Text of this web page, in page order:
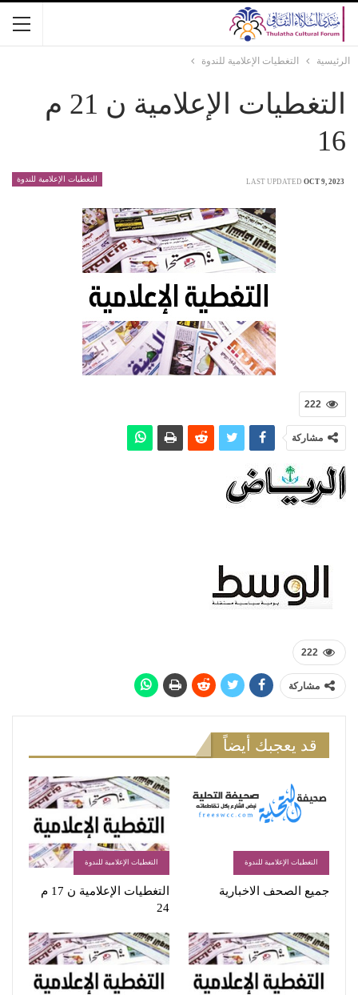
الرئيسية التغطيات الإعلامية للندوة
التغطيات الإعلامية ن 21 م
16
التغطيات الإعلامية للندوة LAST UPDATED OCT 9, 2023
222
مشاركة
222
مشاركة
قد يعجبك أيضاً
التغطيات الإعلامية للندوة
جميع الصحف الاخبارية
التغطيات الإعلامية للندوة
التغطيات الإعلامية ن 17 م
24